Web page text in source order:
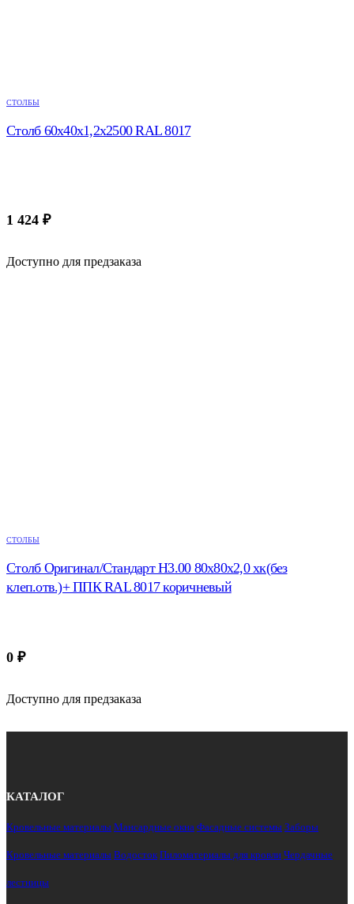
СТОЛБЫ
Столб 60х40х1,2х2500 RAL 8017
1 424 ₽
Доступно для предзаказа
СТОЛБЫ
Столб Оригинал/Стандарт H3.00 80х80х2,0 хк(без
клеп.отв.)+ ППК RAL 8017 коричневый
0 ₽
Доступно для предзаказа
КАТАЛОГ
Кровельные материалы Мансардные окна Фасадные системы Заборы
Кровельные материалы Водосток Пиломатериалы для кровли Чердачные
лестницы